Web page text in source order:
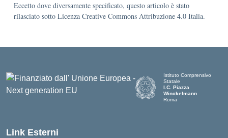
Eccetto dove diversamente specificato, questo articolo è stato
rilasciato sotto Licenza Creative Commons Attribuzione 4.0 Italia.
Istituto Comprensivo
Statale
I.C. Piazza
Winckelmann
Roma
Link Esterni